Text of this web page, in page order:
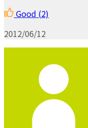
Good (2)
2012/06/12